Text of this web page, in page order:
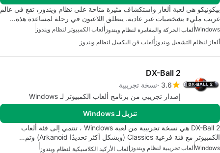
بيكونيكو هي لعبة ألغاز واستكشاف مثيرة متاحة على نظام ويندوز، تقع في عالم
غريب مليء بشخصيات غير عادية. ينطلق اللاعبون في رحلة لمساعدة هذه…
Windowsألعاب الحركة والمغامرة لنظام ويندوز ألعاب الكمبيوتر لنظام ويندوز
ألغاز لنظام التشغيل ويندوز ألعاب فن البكسل لنظام ويندوز
DX-Ball 2
3.6 نسخة تجريبية
إصدار تجريبي من برنامج ألعاب الكمبيوتر لـ Windows
تنزيل لـ Windows
DX-Ball 2 هي نسخة تجريبية من لعبة Windows ، تنتمي إلى فئة ألعاب
الكمبيوتر مع فئة فرعية Classics (وبشكل أكثر تحديدًا Arkanoid) وتم…
Windowsألعاب تجريبية لنظام ويندوز ألعاب الأركيد الكلاسيكية لنظام ويندوز